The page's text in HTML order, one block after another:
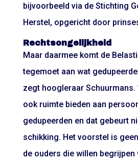
bijvoorbeeld via de Stichting
Herstel, opgericht door
Rechtsongelijkheid
Maar daarmee komt de
tegemoet aan wat
zegt hoogleraar Schuurmans.
ook ruimte bieden aan
gedupeerden en dat gebeurt
schikking. Het voorstel is
de ouders die willen begrijpen